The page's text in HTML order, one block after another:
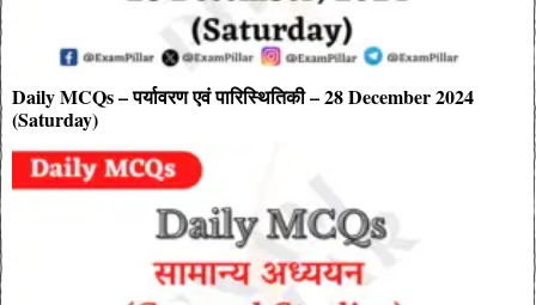
Daily MCQs – पर्यावरण एवं पारिस्थितिकी – 28 December 2024
(Saturday)